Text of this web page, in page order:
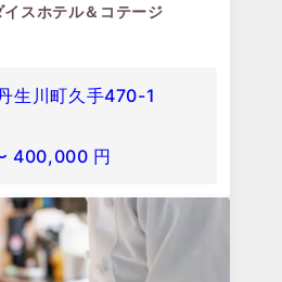
スホテル＆コテージ
生川町久手470-1
400,000 円